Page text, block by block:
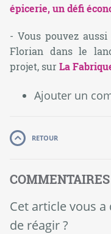
épicerie, un défi
- Vous pouvez
Florian dans le
projet, surLa
Ajouter un
RETOUR
COMMENTAIRES
Cet article vous
de réagir ?